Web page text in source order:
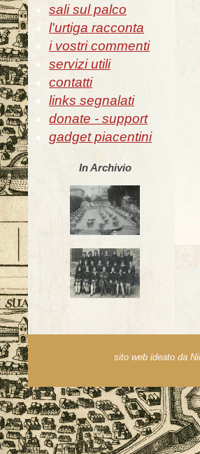
sali sul palco
l'urtiga racconta
i vostri commenti
servizi utili
contatti
links segnalati
donate - support
gadget piacentini
In Archivio
sito web ideato da